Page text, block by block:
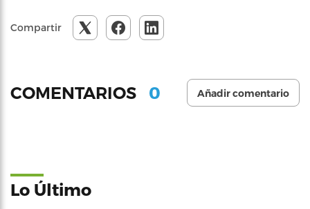
Compartir
COMENTARIOS 0 Añadir comentario
Lo Último